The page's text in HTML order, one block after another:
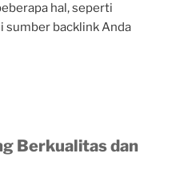
hal, seperti
sumber backlink Anda
Berkualitas dan